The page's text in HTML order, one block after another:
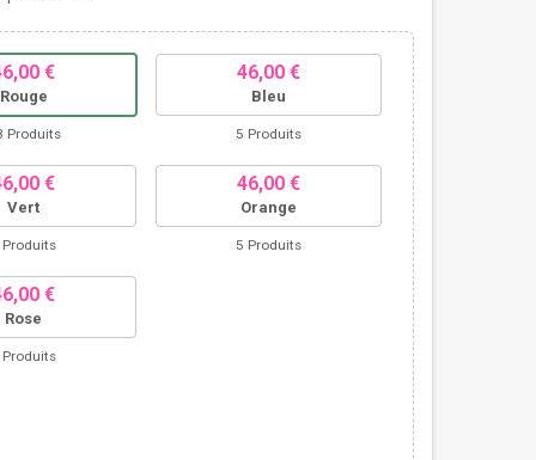
€
Rouge
Produits
46,00 €
Bleu
5 Produits
€
Vert
Produits
46,00 €
Orange
5 Produits
€
Rose
Produits